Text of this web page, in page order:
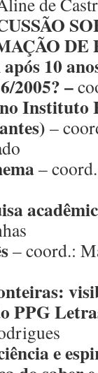
DE
10
2005? –
Instituto
–
–
– coord.:
PPG
e